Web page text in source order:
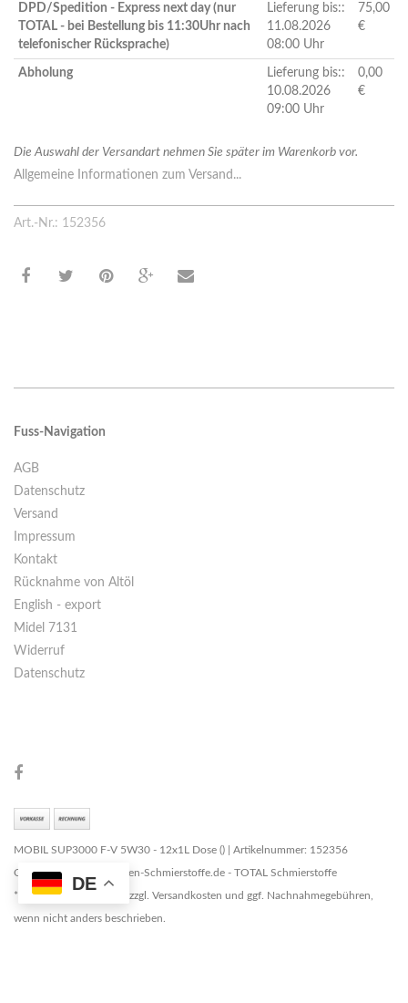
DE
DPD/Spedition - Express next day (nur
TOTAL - bei Bestellung bis 11:30Uhr nach
telefonischer Rücksprache)
Lieferung bis::
11.08.2026
08:00 Uhr
75,00
€
Abholung
Lieferung bis::
10.08.2026
09:00 Uhr
0,00
€
Die Auswahl der Versandart nehmen Sie später im Warenkorb vor.
Allgemeine Informationen zum Versand...
Art.-Nr.: 152356
Fuss-Navigation
AGB
Datenschutz
Versand
Impressum
Kontakt
Rücknahme von Altöl
English - export
Midel 7131
Widerruf
Datenschutz
MOBIL SUP3000 F-V 5W30 - 12x1L Dose () | Artikelnummer: 152356
Copyright © 2026 Marken-Schmierstoffe.de - TOTAL Schmierstoffe
* Alle Preise zzgl. MwSt. zzgl. Versandkosten und ggf. Nachnahmegebühren,
wenn nicht anders beschrieben.